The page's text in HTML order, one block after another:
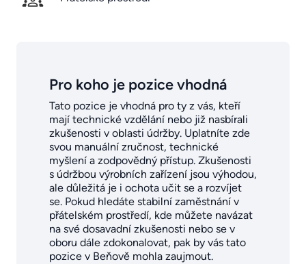
Pro koho je pozice vhodná
Tato pozice je vhodná pro ty z vás, kteří
mají technické vzdělání nebo již nasbírali
zkušenosti v oblasti údržby. Uplatníte zde
svou manuální zručnost, technické
myšlení a zodpovědný přístup. Zkušenosti
s údržbou výrobních zařízení jsou výhodou,
ale důležitá je i ochota učit se a rozvíjet
se. Pokud hledáte stabilní zaměstnání v
přátelském prostředí, kde můžete navázat
na své dosavadní zkušenosti nebo se v
oboru dále zdokonalovat, pak by vás tato
pozice v Beňově mohla zaujmout.